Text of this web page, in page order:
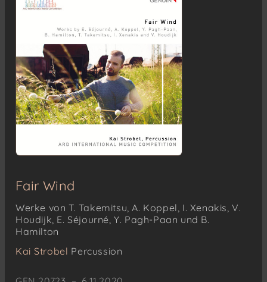
Fair Wind
Werke von T. Takemitsu, A. Koppel, I. Xenakis, V.
Houdijk, E. Séjourné, Y. Pagh-Paan und B.
Hamilton
Kai Strobel Percussion